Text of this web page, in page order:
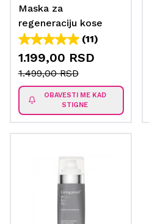
Maska za
regeneraciju kose
250ml
(11)
1.199,00 RSD
1.499,00 RSD
OBAVESTI ME KAD
STIGNE